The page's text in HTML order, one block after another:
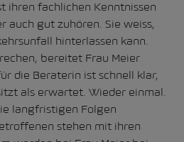
ihren fachlichen Kenntnissen
auch gut zuhören. Sie weiss,
hinterlassen kann.
bereitet Frau Meier
die Beraterin ist schnell klar,
als erwartet. Wieder einmal.
langfristigen Folgen
stehen mit ihren